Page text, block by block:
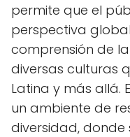
permite que el
perspectiva
comprensión de
diversas culturas
Latina y más allá.
un ambiente de
diversidad,